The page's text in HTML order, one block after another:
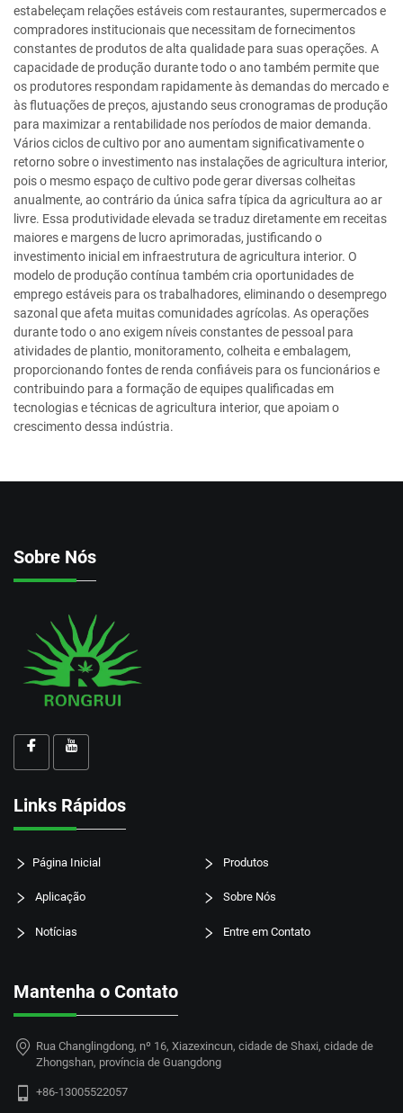
estabeleçam relações estáveis com restaurantes, supermercados e
compradores institucionais que necessitam de fornecimentos
constantes de produtos de alta qualidade para suas operações. A
capacidade de produção durante todo o ano também permite que
os produtores respondam rapidamente às demandas do mercado e
às flutuações de preços, ajustando seus cronogramas de produção
para maximizar a rentabilidade nos períodos de maior demanda.
Vários ciclos de cultivo por ano aumentam significativamente o
retorno sobre o investimento nas instalações de agricultura interior,
pois o mesmo espaço de cultivo pode gerar diversas colheitas
anualmente, ao contrário da única safra típica da agricultura ao ar
livre. Essa produtividade elevada se traduz diretamente em receitas
maiores e margens de lucro aprimoradas, justificando o
investimento inicial em infraestrutura de agricultura interior. O
modelo de produção contínua também cria oportunidades de
emprego estáveis para os trabalhadores, eliminando o desemprego
sazonal que afeta muitas comunidades agrícolas. As operações
durante todo o ano exigem níveis constantes de pessoal para
atividades de plantio, monitoramento, colheita e embalagem,
proporcionando fontes de renda confiáveis para os funcionários e
contribuindo para a formação de equipes qualificadas em
tecnologias e técnicas de agricultura interior, que apoiam o
crescimento dessa indústria.
Sobre Nós
Links Rápidos
Página Inicial Produtos
Aplicação Sobre Nós
Notícias Entre em Contato
Mantenha o Contato
Rua Changlingdong, nº 16, Xiazexincun, cidade de Shaxi, cidade de
Zhongshan, província de Guangdong
+86-13005522057